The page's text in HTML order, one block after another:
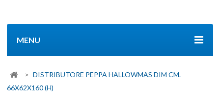
MENU
> DISTRIBUTORE PEPPA HALLOWMAS DIM CM.
66X62X160 (H)